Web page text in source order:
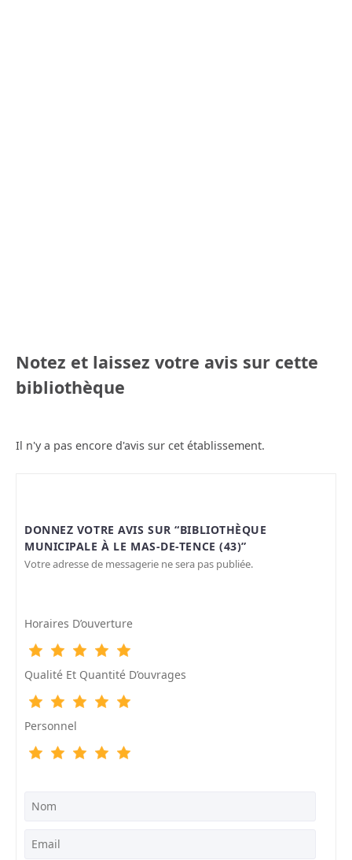
Notez et laissez votre avis sur cette
bibliothèque
Il n'y a pas encore d'avis sur cet établissement.
DONNEZ VOTRE AVIS SUR “BIBLIOTHÈQUE
MUNICIPALE À LE MAS-DE-TENCE (43)”
Votre adresse de messagerie ne sera pas publiée.
Horaires D’ouverture
Qualité Et Quantité D’ouvrages
Personnel